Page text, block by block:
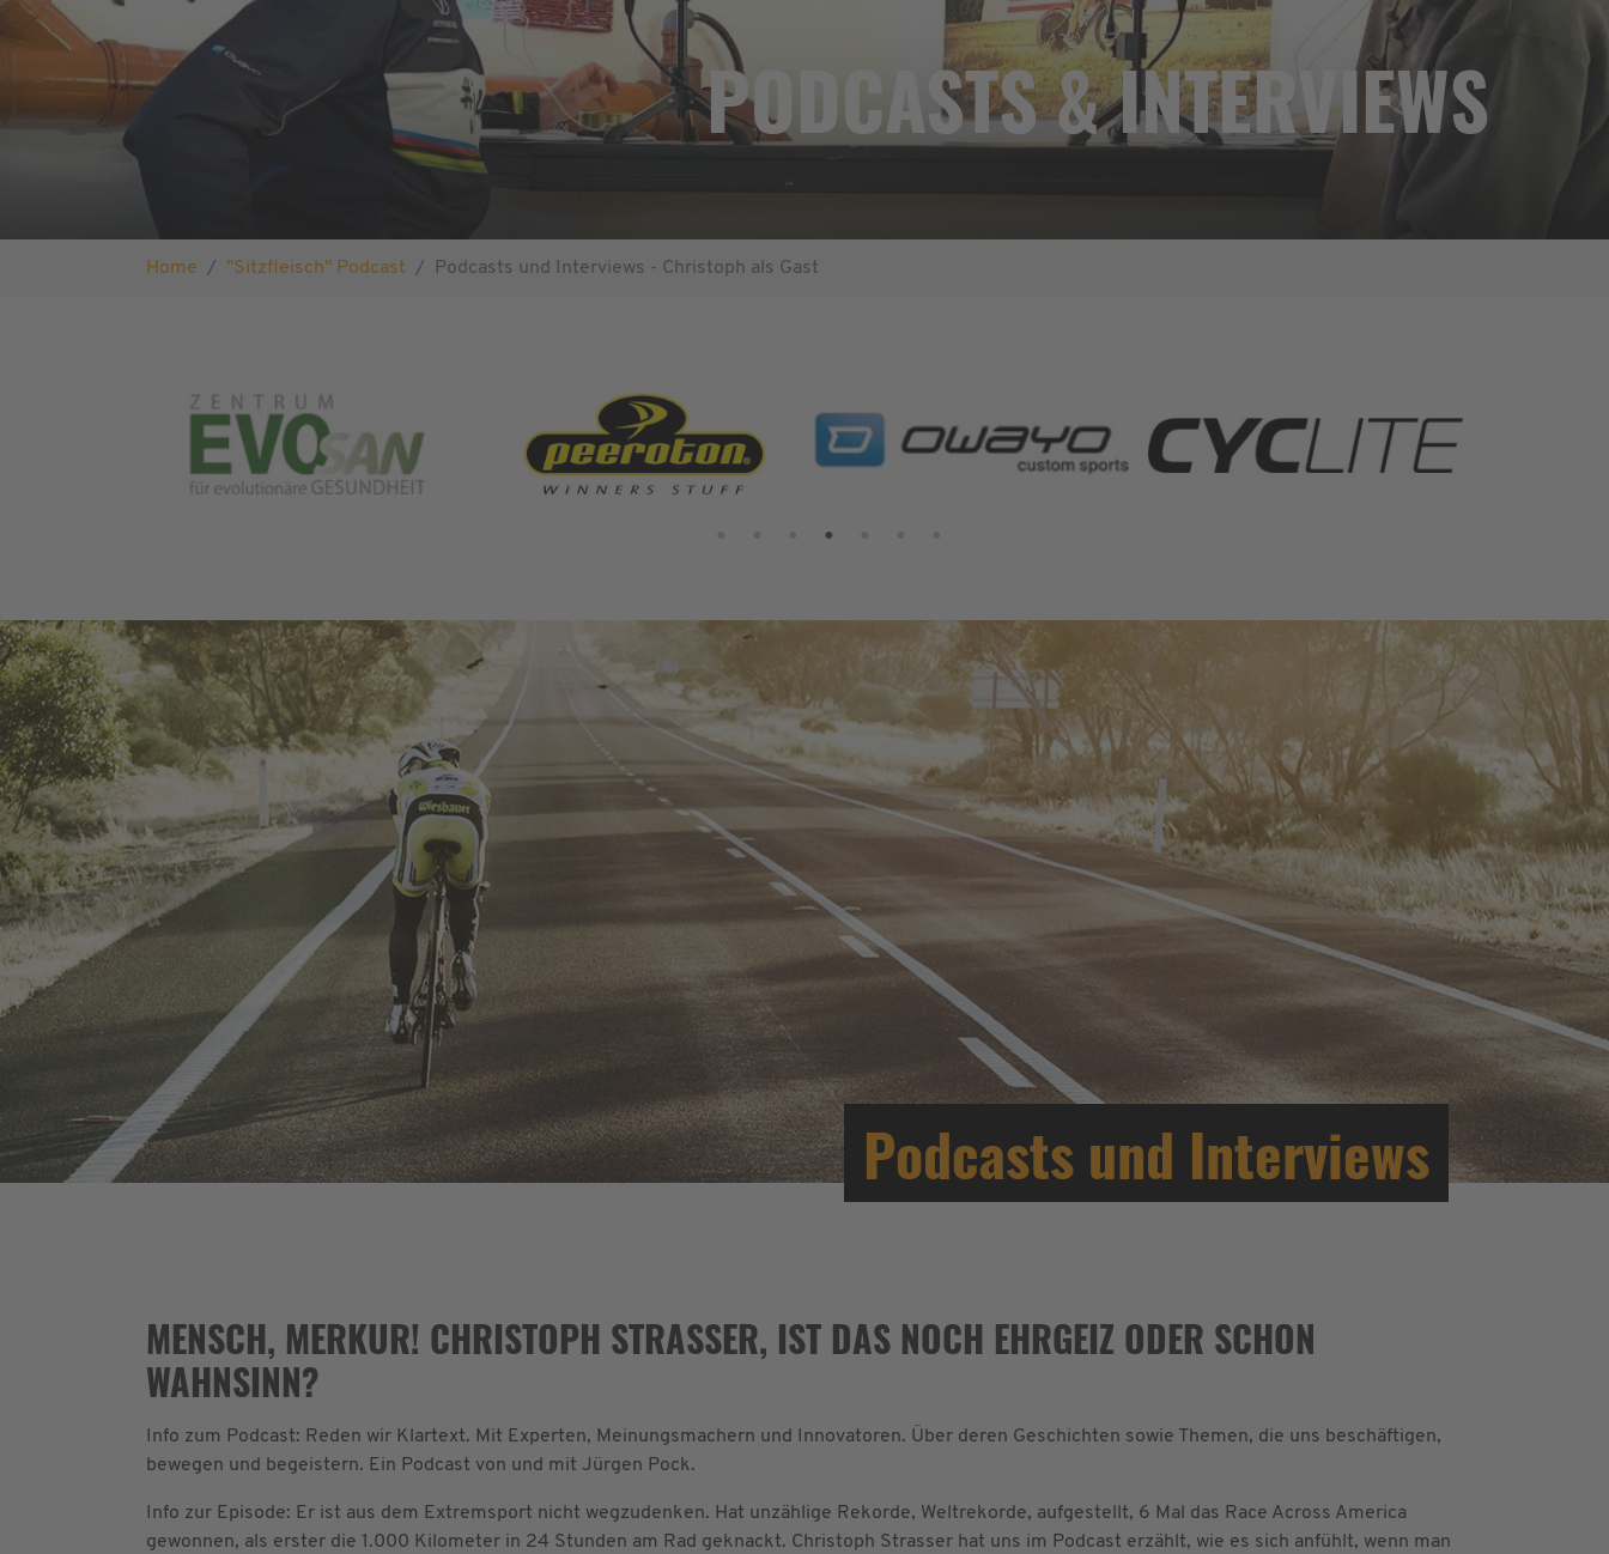
PODCASTS & INTERVIEWS
Home
"Sitzfleisch" Podcast Podcasts und Interviews - Christoph als Gast
Podcasts und Interviews
MENSCH, MERKUR! CHRISTOPH STRASSER, IST DAS NOCH EHRGEIZ ODER SCHON
WAHNSINN?
Info zum Podcast: Reden wir Klartext. Mit Experten, Meinungsmachern und Innovatoren. Über deren Geschichten sowie Themen, die uns beschäftigen,
bewegen und begeistern. Ein Podcast von und mit Jürgen Pock.
Info zur Episode: Er ist aus dem Extremsport nicht wegzudenken. Hat unzählige Rekorde, Weltrekorde, aufgestellt, 6 Mal das Race Across America
gewonnen, als erster die 1.000 Kilometer in 24 Stunden am Rad geknackt. Christoph Strasser hat uns im Podcast erzählt, wie es sich anfühlt, wenn man